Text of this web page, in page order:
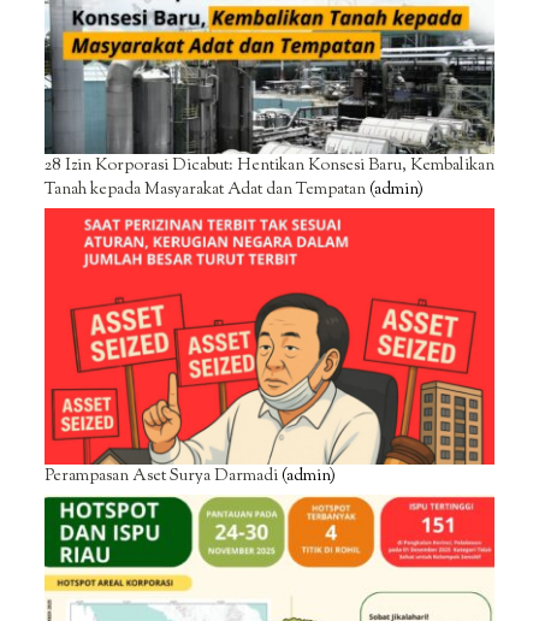
28 Izin Korporasi Dicabut: Hentikan Konsesi Baru, Kembalikan
Tanah kepada Masyarakat Adat dan Tempatan(admin)
Perampasan Aset Surya Darmadi(admin)